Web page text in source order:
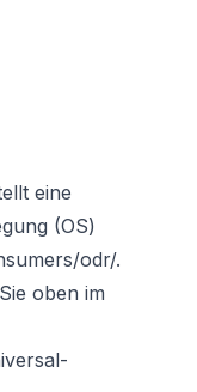
eine
(OS)
odr/.
oben im